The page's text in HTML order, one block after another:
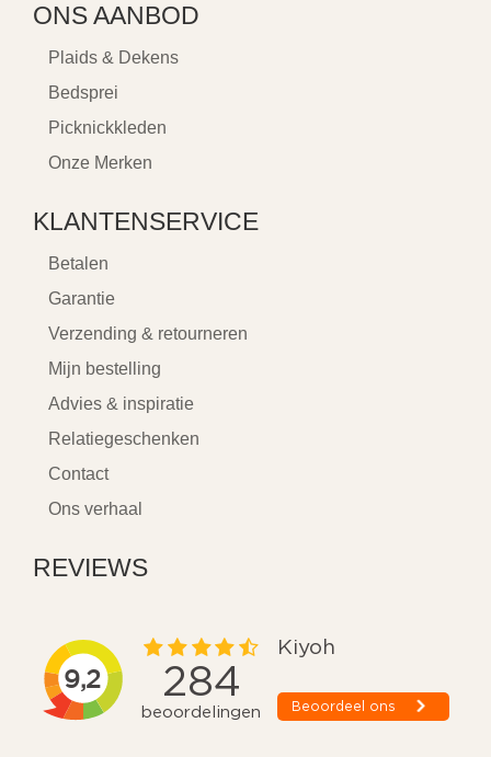
ONS AANBOD
Plaids & Dekens
Bedsprei
Picknickkleden
Onze Merken
KLANTENSERVICE
Betalen
Garantie
Verzending & retourneren
Mijn bestelling
Advies & inspiratie
Relatiegeschenken
Contact
Ons verhaal
REVIEWS